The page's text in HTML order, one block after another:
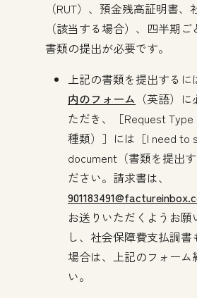
（RUT）、預金残高証明書
（該当する場合）、四半期
書類の提出が必要です。
上記の書類を提出するに
内のフォーム （英語）
ただき、［Request
種類）］には［I need to
document（書類を提出
ださい。請求書は、
お送りいただくようお
し、社会保障費支払調
場合は、上記のフォーム
い。